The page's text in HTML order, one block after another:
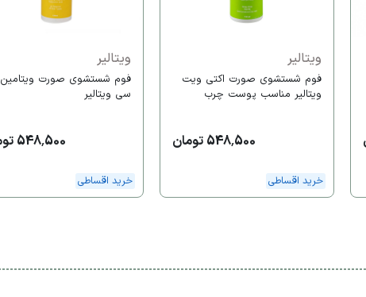
ویتالیر
فوم شستشوی صورت اکتی ویت
ویتالیر مناسب پوست چرب
548,500 تومان
خرید اقساطی
ویتالیر
فوم شستشوی صورت ویتامین
سی ویتالیر
548,500 تومان
خرید اقساطی